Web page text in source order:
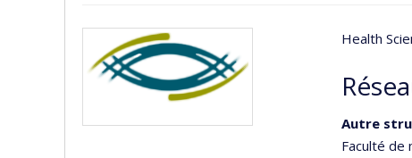
Health
Autre
Faculté de